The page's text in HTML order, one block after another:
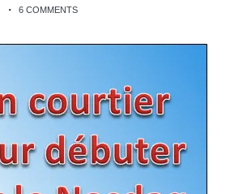
6 COMMENTS